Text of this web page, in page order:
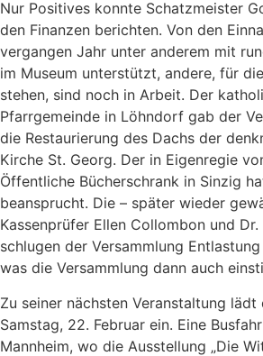
Nur Positives konnte Schatzmeister
den Finanzen berichten. Von den
vergangen Jahr unter anderem mit
im Museum unterstützt, andere, für
stehen, sind noch in Arbeit. Der
Pfarrgemeinde in Löhndorf gab der
die Restaurierung des Dachs der
Kirche St. Georg. Der in Eigenregie
Öffentliche Bücherschrank in Sinzig
beansprucht. Die – später wieder
Kassenprüfer Ellen Collombon und
schlugen der Versammlung
was die Versammlung dann auch
Zu seiner nächsten Veranstaltung lädt
Samstag, 22. Februar ein. Eine
Mannheim, wo die Ausstellung „Die